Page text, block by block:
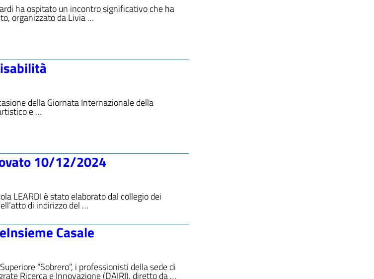
ha ospitato un incontro significativo che ha
organizzato da Livia …
della Giornata Internazionale della
e …
10/12/2024
LEARDI è stato elaborato dal collegio dei
di indirizzo del …
Casale
“Sobrero”, i professionisti della sede di
Ricerca e Innovazione (DAIRI), diretto da …